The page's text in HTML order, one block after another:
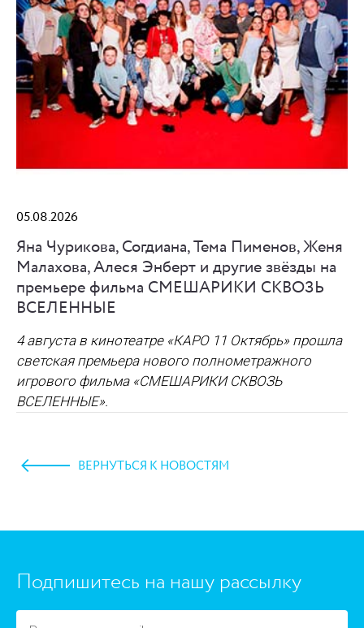
05.08.2026
Яна Чурикова, Согдиана, Тема Пименов, Женя
Малахова, Алеся Энберт и другие звёзды на
премьере фильма СМЕШАРИКИ СКВОЗЬ
ВСЕЛЕННЫЕ
4 августа в кинотеатре «КАРО 11 Октябрь» прошла
светская премьера нового полнометражного
игрового фильма «СМЕШАРИКИ СКВОЗЬ
ВСЕЛЕННЫЕ».
https://www.high-endrolex.com/45
ВЕРНУТЬСЯ К НОВОСТЯМ
Подпишитесь на нашу рассылку